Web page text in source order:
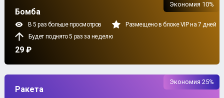
Бомба
В 5 раз больше просмотров
Размещено в блоке VIP на 7 дней
Будет поднято 5 раз за неделю
29 ₽
Экономия 10%
Ракета
Экономия 25%